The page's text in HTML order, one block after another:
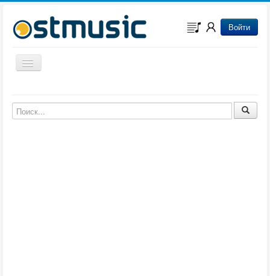
Войти
Включить/выключить навигацию
Музыка из мультфильмов
Музыка из сериалов